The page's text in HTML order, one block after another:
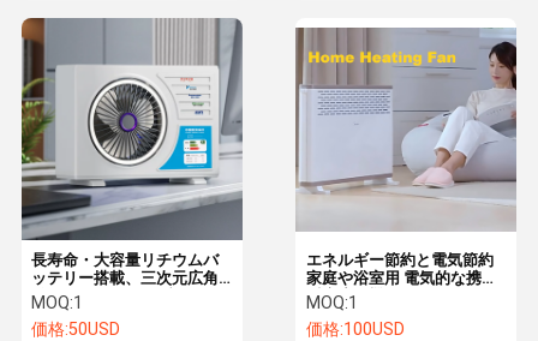
長寿命・大容量リチウムバ
ッテリー搭載、三次元広角
送風口付きポータブルペッ
ト用冷却ファン
MOQ:1
価格:50USD
エネルギー節約と電気節約
家庭や浴室用 電気的な携帯
暖房扇風機
MOQ:1
価格:100USD